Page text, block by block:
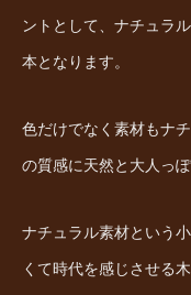
ントとして、ナチュラ
本となります。
色だけでなく素材もナ
の質感に天然と大人っ
ナチュラル素材という
くて時代を感じさせる